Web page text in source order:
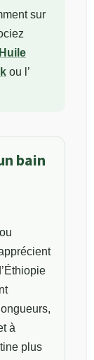
sur
Huile
ou l’
bain
à
plus